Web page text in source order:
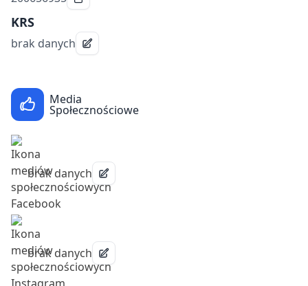
KRS
brak danych
Media
Społecznościowe
brak danych
brak danych